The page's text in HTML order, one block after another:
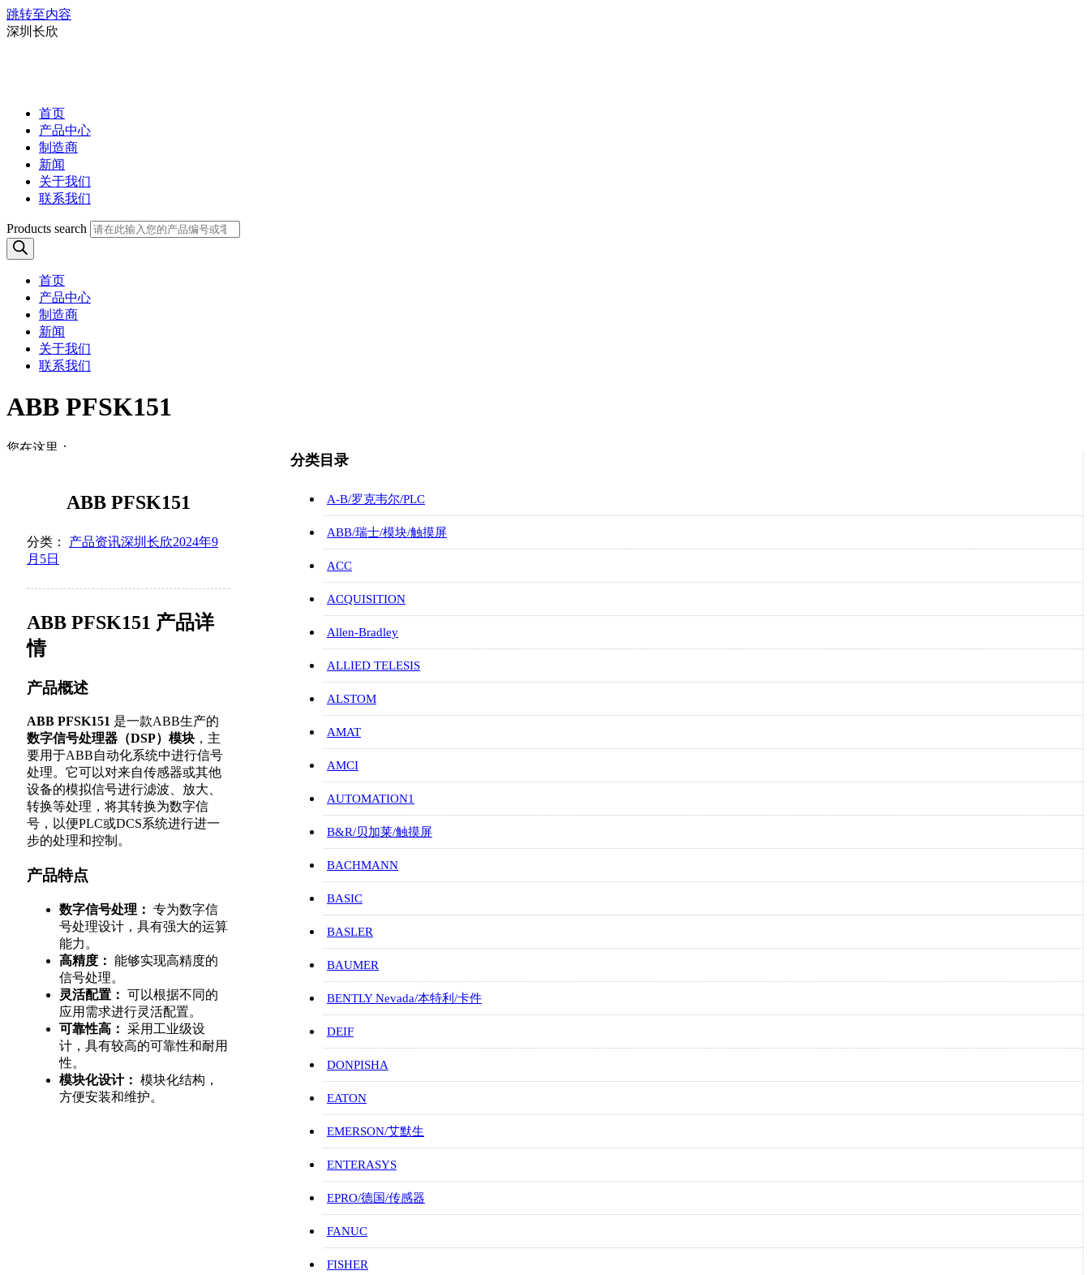
跳转至内容
深圳长欣
首页
产品中心
制造商
新闻
关于我们
联系我们
Products search
首页
产品中心
制造商
新闻
关于我们
联系我们
ABB PFSK151
您在这里：
产品资讯
ABB P…ABB PFSK151
分类： 产品资讯深圳长欣2024年9
月5日
ABB PFSK151 产品详
情
产品概述
ABB PFSK151 是一款ABB生产的
数字信号处理器（DSP）模块 ，主
要用于ABB自动化系统中进行信号
处理。它可以对来自传感器或其他
设备的模拟信号进行滤波、放大、
转换等处理，将其转换为数字信
号，以便PLC或DCS系统进行进一
步的处理和控制。
产品特点
数字信号处理： 专为数字信
号处理设计，具有强大的运算
能力。
高精度： 能够实现高精度的
信号处理。
灵活配置： 可以根据不同的
应用需求进行灵活配置。
可靠性高： 采用工业级设
计，具有较高的可靠性和耐用
性。
模块化设计： 模块化结构，
方便安装和维护。
分类目录
A-B/罗克韦尔/PLC
ABB/瑞士/模块/触摸屏
ACC
ACQUISITION
Allen-Bradley
ALLIED TELESIS
ALSTOM
AMAT
AMCI
AUTOMATION1
B&R/贝加莱/触摸屏
BACHMANN
BASIC
BASLER
BAUMER
BENTLY Nevada/本特利/卡件
DEIF
DONPISHA
EATON
EMERSON/艾默生
ENTERASYS
EPRO/德国/传感器
FANUC
FISHER